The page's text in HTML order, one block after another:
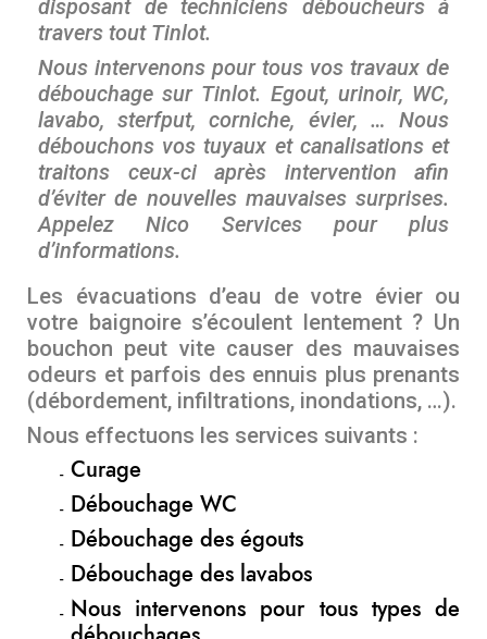
disposant de techniciens déboucheurs à
travers tout Tinlot.
Nous intervenons pour tous vos travaux de
débouchage sur Tinlot. Egout, urinoir, WC,
lavabo, sterfput, corniche, évier, … Nous
débouchons vos tuyaux et canalisations et
traitons ceux-ci après intervention afin
d’éviter de nouvelles mauvaises surprises.
Appelez Nico Services pour plus
d’informations.
Les évacuations d’eau de votre évier ou
votre baignoire s’écoulent lentement ? Un
bouchon peut vite causer des mauvaises
odeurs et parfois des ennuis plus prenants
(débordement, infiltrations, inondations, …).
Nous effectuons les services suivants :
Curage
Débouchage WC
Débouchage des égouts
Débouchage des lavabos
Nous intervenons pour tous types de